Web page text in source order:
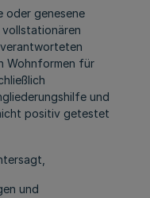
oder genesene
vollstationären
Wohnformen für
und
positiv getestet
und